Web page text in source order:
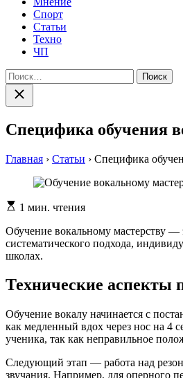
Спорт
Статьи
Техно
ЧП
Найти:
Закрыть
поиск
Специфика обучения
Главная › Статьи › Специфика
Расчетное
чтения
1 мин. чтения
Обучение вокальному мастерству —
систематического подхода,
школах.
Технические аспекты
Обучение вокалу начинается с
как медленный вдох через нос на 4
ученика, так как неправильное
Следующий этап — работа над
звучания. Например, для оперного